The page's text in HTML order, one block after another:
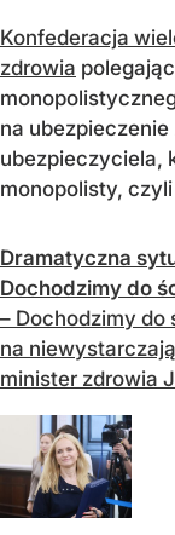
Konfederacja
zdrowia
na
ubezpieczyciela,
monopolisty, czyli
Dramatyczna
Dochodzimy do
– Dochodzimy do
na
minister zdrowia